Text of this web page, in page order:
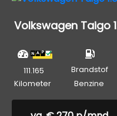
Volkswagen Taigo
111.165
Kilometer
Brandstof
Benzine